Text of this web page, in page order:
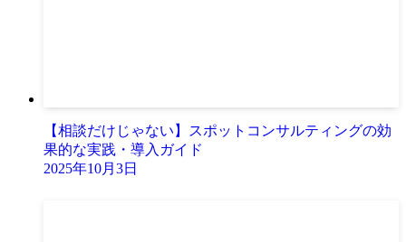
【相談だけじゃない】スポットコンサルティングの効
果的な実践・導入ガイド
2025年10月3日